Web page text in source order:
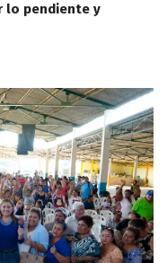
lo pendiente y